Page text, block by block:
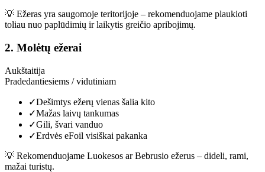
💡 Ežeras yra saugomoje teritorijoje – rekomenduojame plaukioti
toliau nuo paplūdimių ir laikytis greičio apribojimų.
2. Molėtų ežerai
Aukštaitija
Pradedantiesiems / vidutiniam
✓Dešimtys ežerų vienas šalia kito
✓Mažas laivų tankumas
✓Gili, švari vanduo
✓Erdvės eFoil visiškai pakanka
💡 Rekomenduojame Luokesos ar Bebrusio ežerus – dideli, rami,
mažai turistų.